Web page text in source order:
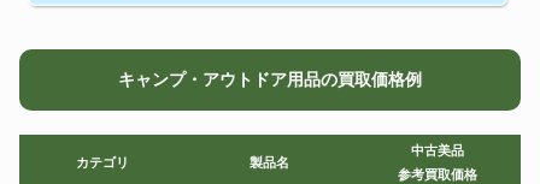
キャンプ・アウトドア用品の買取価格例
カテゴリ 製品名
中古美品
参考買取価格